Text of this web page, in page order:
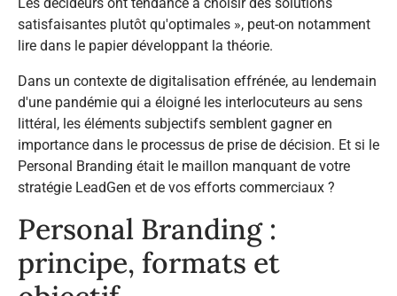
satisfaisantes plutôt qu'optimales », peut-on notamment
lire dans le papier développant la théorie.​
Dans un contexte de digitalisation effrénée, au lendemain
d'une pandémie qui a éloigné les interlocuteurs au sens
littéral, les éléments subjectifs semblent gagner en
importance dans le processus de prise de décision. Et si le
Personal Branding était le maillon manquant de votre
stratégie LeadGen et de vos efforts commerciaux ?
Personal Branding :
principe, formats et